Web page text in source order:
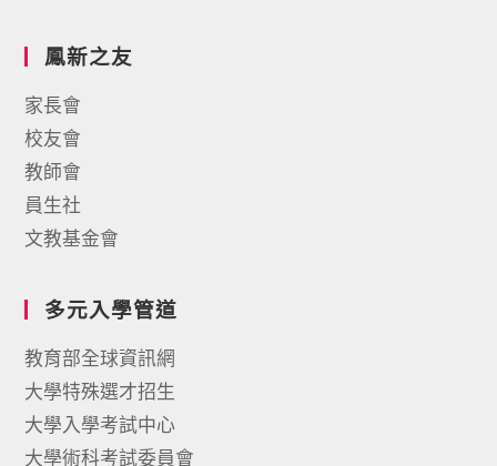
鳳新之友
家長會
校友會
教師會
員生社
文教基金會
多元入學管道
教育部全球資訊網
大學特殊選才招生
大學入學考試中心
大學術科考試委員會